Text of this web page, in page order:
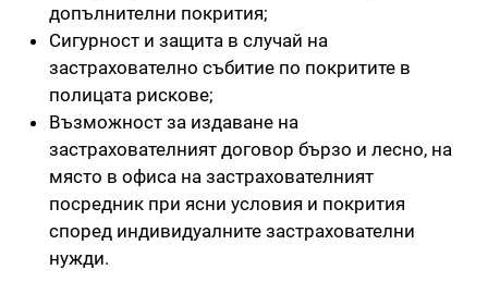
допълнителни покрития;
Сигурност и защита в случай на
застрахователно събитие по покритите в
полицата рискове;
Възможност за издаване на
застрахователният договор бързо и лесно, на
място в офиса на застрахователният
посредник при ясни условия и покрития
според индивидуалните застрахователни
нужди.